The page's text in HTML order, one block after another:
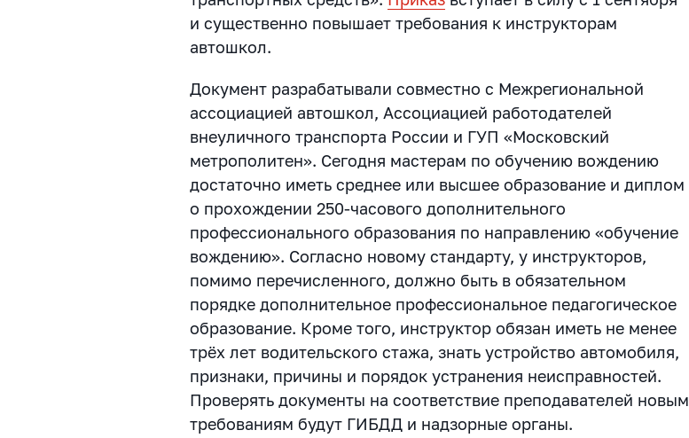
и существенно повышает требования к инструкторам
автошкол.
Документ разрабатывали совместно с Межрегиональной
ассоциацией автошкол, Ассоциацией работодателей
внеуличного транспорта России и ГУП «Московский
метрополитен». Сегодня мастерам по обучению вождению
достаточно иметь среднее или высшее образование и диплом
о прохождении 250-часового дополнительного
профессионального образования по направлению «обучение
вождению». Согласно новому стандарту, у инструкторов,
помимо перечисленного, должно быть в обязательном
порядке дополнительное профессиональное педагогическое
образование. Кроме того, инструктор обязан иметь не менее
трёх лет водительского стажа, знать устройство автомобиля,
признаки, причины и порядок устранения неисправностей.
Проверять документы на соответствие преподавателей новым
требованиям будут ГИБДД и надзорные органы.